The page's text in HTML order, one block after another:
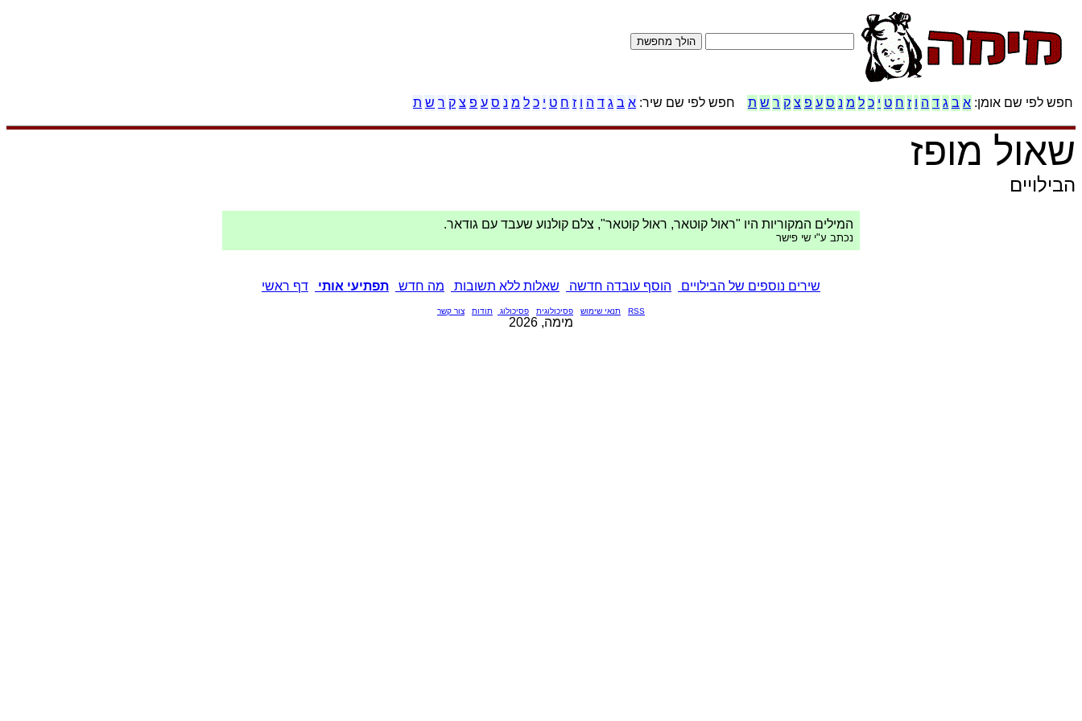
חפש לפי שם אומן: א ב ג ד ה ו ז ח ט י כ ל מ נ ס ע פ צ ק ר ש ת חפש לפי שם שיר: א ב ג ד ה ו ז ח ט י כ ל מ נ ס ע פ צ ק ר ש ת
שאול מופז
הבילויים
המילים המקוריות היו "ראול קוטאר, ראול קוטאר", צלם קולנוע שעבד עם גודאר.
נכתב ע"י שי פישר
שירים נוספים של הבילויים הוסף עובדה חדשה שאלות ללא תשובות מה חדש תפתיעי אותי דף ראשי
RSS תנאי שימוש פסיכולוגית פסיכולוג תודות צור קשר
מימה, 2026